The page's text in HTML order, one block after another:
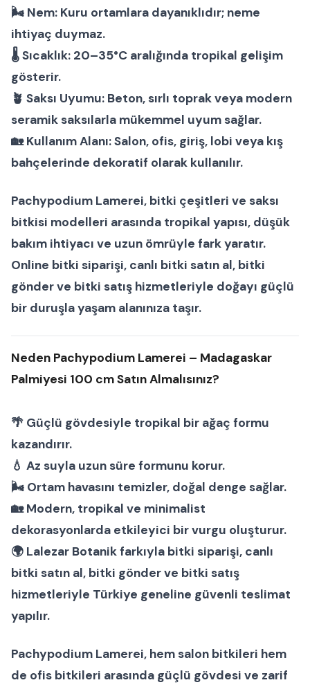
🌬 Nem: Kuru ortamlara dayanıklıdır; neme
ihtiyaç duymaz.
🌡Sıcaklık: 20–35°C aralığında tropikal gelişim
gösterir.
🪴 Saksı Uyumu: Beton, sırlı toprak veya modern
seramik saksılarla mükemmel uyum sağlar.
🏡Kullanım Alanı:Salon, ofis, giriş, lobi veya kış
bahçelerinde dekoratif olarak kullanılır.
Pachypodium Lamerei, bitki çeşitleri ve saksı
bitkisi modelleri arasında tropikal yapısı, düşük
bakım ihtiyacı ve uzun ömrüyle fark yaratır.
Online bitki siparişi, canlı bitki satın al, bitki
gönderve bitki satış hizmetleriyle doğayı güçlü
bir duruşla yaşam alanınıza taşır.
Neden Pachypodium Lamerei – Madagaskar
Palmiyesi 100 cm Satın Almalısınız?
🌴 Güçlü gövdesiyle tropikal bir ağaç formu
kazandırır.
💧 Az suyla uzun süre formunu korur.
🌬 Ortam havasını temizler, doğal denge sağlar.
🏡 Modern, tropikal ve minimalist
dekorasyonlarda etkileyici bir vurgu oluşturur.
🌍 Lalezar Botanik farkıyla bitki siparişi, canlı
bitki satın al, bitki gönderve bitki satış
hizmetleriyle Türkiye geneline güvenli teslimat
yapılır.
Pachypodium Lamerei, hemsalon bitkileri hem
de ofis bitkileri arasında güçlü gövdesi ve zarif